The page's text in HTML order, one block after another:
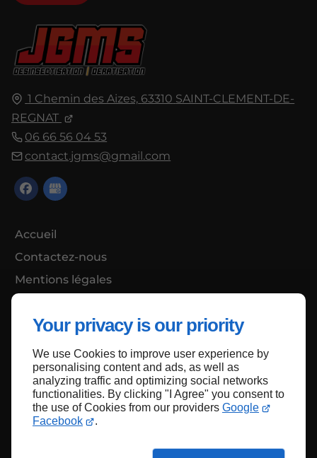
Your privacy is our priority
We use Cookies to improve user experience by
personalising content and ads, as well as
analyzing traffic and optimizing social networks
functionalities. By clicking "I Agree" you consent to
the use of Cookies from our providers Google
Facebook
.
1 Chemin des Aizes, 63310 SAINT-CLEMENT-DE-
REGNAT
06 66 56 04 53
contact.jgms@gmail.com
Accueil
Contactez-nous
Mentions légales
Haut de page